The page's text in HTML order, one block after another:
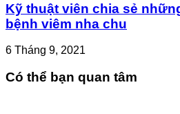
Kỹ thuật viên chia sẻ
bệnh viêm nha chu
6 Tháng 9, 2021
Có thể bạn quan tâm